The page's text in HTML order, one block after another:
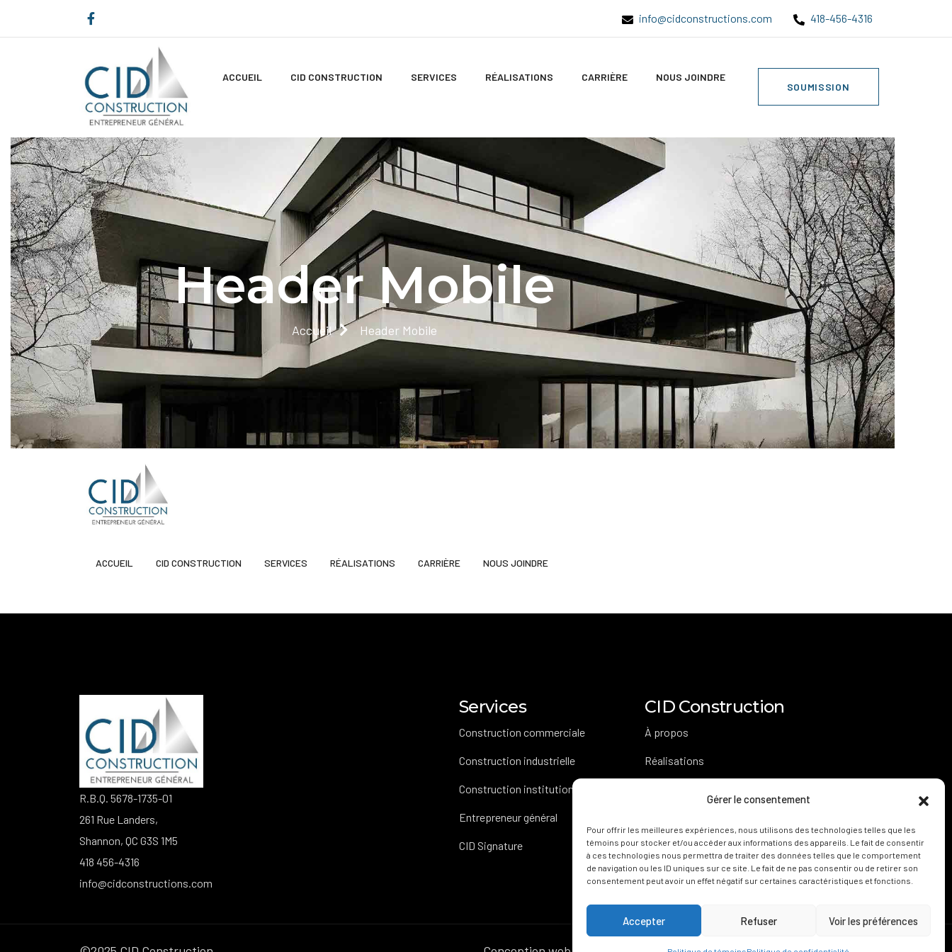
Gérer le consentement
Pour offrir les meilleures expériences, nous utilisons des technologies telles que les
témoins pour stocker et/ou accéder aux informations des appareils. Le fait de consentir
à ces technologies nous permettra de traiter des données telles que le comportement
de navigation ou les ID uniques sur ce site. Le fait de ne pas consentir ou de retirer son
consentement peut avoir un effet négatif sur certaines caractéristiques et fonctions.
Accepter Refuser Voir les préférences
info@cidconstructions.com 418-456-4316
ACCUEIL CID CONSTRUCTION SERVICES RÉALISATIONS CARRIÈRE
NOUS JOINDRE
SOUMISSION
Header Mobile
Accueil Header Mobile
ACCUEIL CID CONSTRUCTION SERVICES RÉALISATIONS CARRIÈRE NOUS JOINDRE
R.B.Q. 5678-1735-01
261 Rue Landers,
Shannon, QC G3S 1M5
418 456-4316
info@cidconstructions.com
Services
Construction commerciale
Construction industrielle
Construction institutionnelle
Entrepreneur général
CID Signature
CID Construction
À propos
Réalisations